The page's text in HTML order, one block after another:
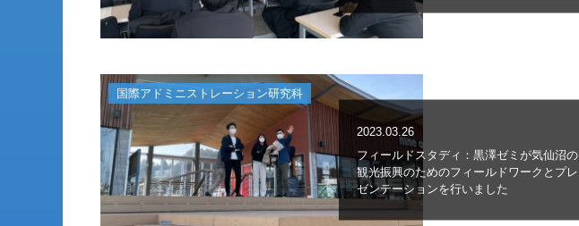
国際アドミニストレーション研究科
2023.03.26
フィールドスタディ：黒澤ゼミが気仙沼の
観光振興のためのフィールドワークとプレ
ゼンテーションを行いました